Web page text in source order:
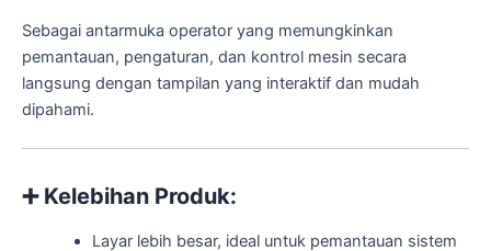
Sebagai antarmuka operator yang memungkinkan
pemantauan, pengaturan, dan kontrol mesin secara
langsung dengan tampilan yang interaktif dan mudah
dipahami.
➕ Kelebihan Produk:
Layar lebih besar, ideal untuk pemantauan sistem